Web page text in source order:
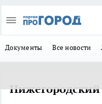
Документы Все новости